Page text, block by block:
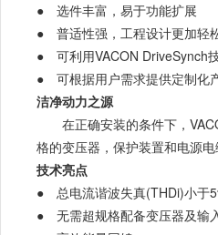
● 选件丰富，易于功能扩展
● 普适性强，工程设计更加轻
● 可利用VACON DriveSynch
● 可根据用户需求提供定制化
洁净动力之源
在正确安装的条件下，
格的变压器，保护装置和电源
技术亮点
● 总电流谐波失真(THDi)小于
● 无需超规格配备变压器及输